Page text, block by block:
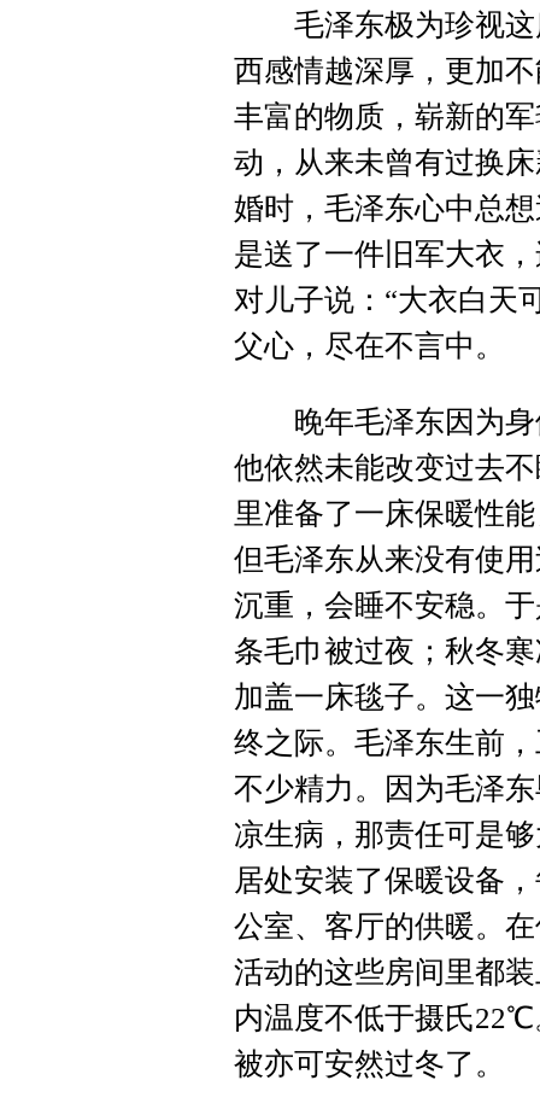
毛泽东极为珍视这
西感情越深厚，更加
丰富的物质，崭新的
动，从来未曾有过换
婚时，毛泽东心中总
是送了一件旧军大衣
对儿子说：“大衣白天
父心，尽在不言中。
晚年毛泽东因为身
他依然未能改变过去
里准备了一床保暖性
但毛泽东从来没有使
沉重，会睡不安稳。
条毛巾被过夜；秋冬
加盖一床毯子。这一
终之际。毛泽东生前
不少精力。因为毛泽
凉生病，那责任可是
居处安装了保暖设备
公室、客厅的供暖。
活动的这些房间里都
内温度不低于摄氏
被亦可安然过冬了。